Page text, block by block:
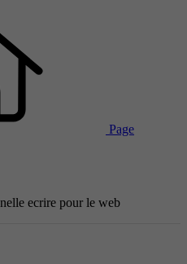
Page
ecrire pour le web